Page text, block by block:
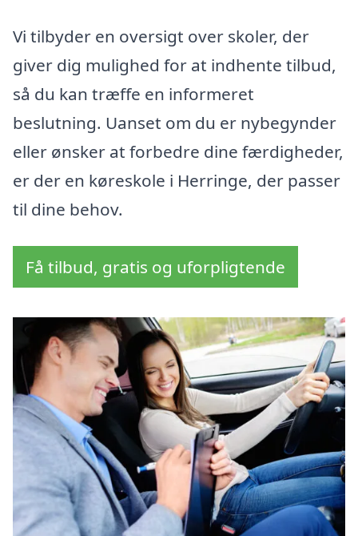
Vi tilbyder en oversigt over skoler, der
giver dig mulighed for at indhente tilbud,
så du kan træffe en informeret
beslutning. Uanset om du er nybegynder
eller ønsker at forbedre dine færdigheder,
er der en køreskole i Herringe, der passer
til dine behov.
Få tilbud, gratis og uforpligtende